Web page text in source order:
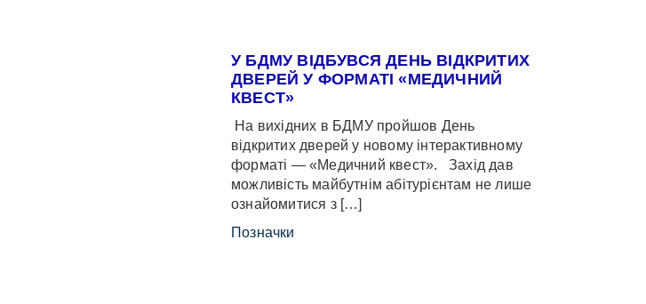
У БДМУ ВІДБУВСЯ ДЕНЬ ВІДКРИТИХ
ДВЕРЕЙ У ФОРМАТІ «МЕДИЧНИЙ
КВЕСТ»
На вихідних в БДМУ пройшов День
відкритих дверей у новому інтерактивному
форматі — «Медичний квест». Захід дав
можливість майбутнім абітурієнтам не лише
ознайомитися з […]
Позначки